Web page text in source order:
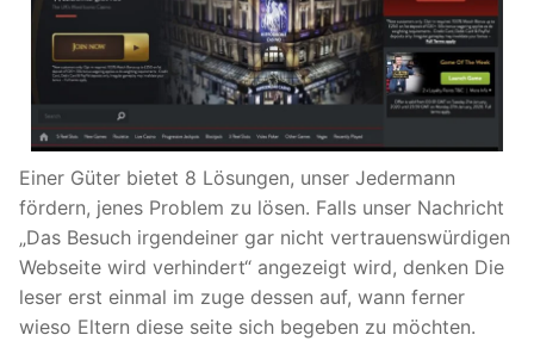
Einer Güter bietet 8 Lösungen, unser Jedermann
fördern, jenes Problem zu lösen. Falls unser Nachricht
„Das Besuch irgendeiner gar nicht vertrauenswürdigen
Webseite wird verhindert“ angezeigt wird, denken Die
leser erst einmal im zuge dessen auf, wann ferner
wieso Eltern diese seite sich begeben zu möchten.